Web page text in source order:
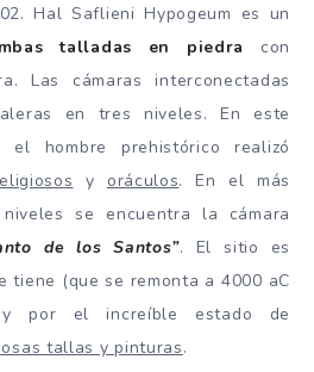
Hal Saflieni Hypogeum es un
talladas en piedra
con
Las cámaras interconectadas
en tres niveles. En este
el hombre prehistórico realizó
y oráculos. En el más
se encuentra la cámara
de los Santos”. El sitio es
tiene (que se remonta a 4000 aC
por el increíble estado de
tallas y pinturas.